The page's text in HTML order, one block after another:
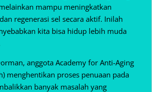
mampu meningkatkan
regenerasi sel secara aktif. Inilah
kita bisa hidup lebih muda
anggota Academy for Anti-Aging
menghentikan proses penuaan pada
banyak masalah yang